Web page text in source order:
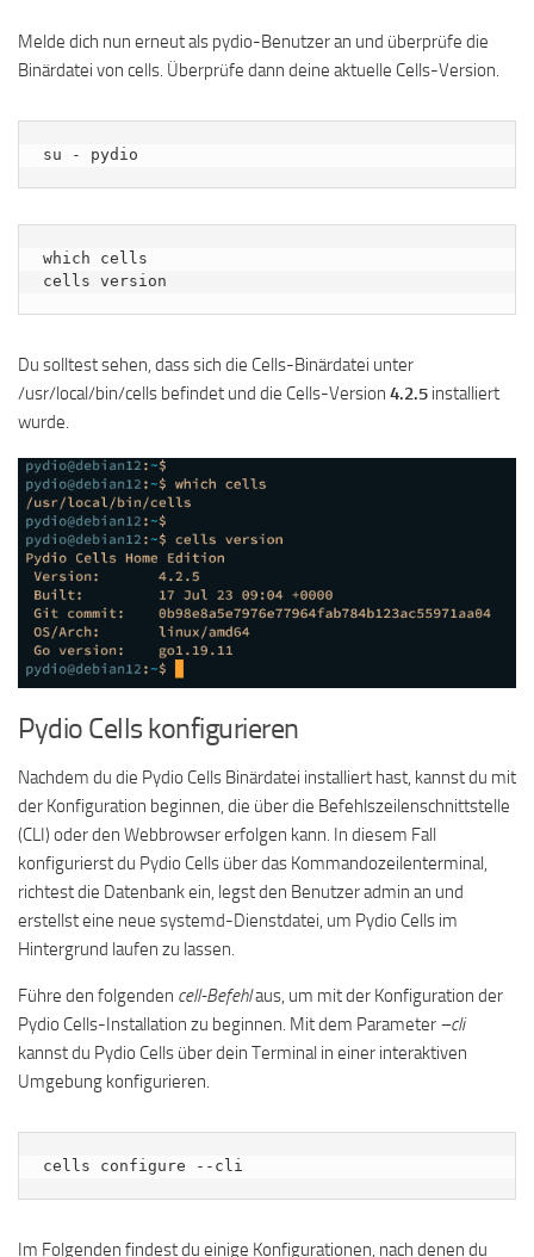
Melde dich nun erneut als pydio-Benutzer an und überprüfe die
Binärdatei von cells. Überprüfe dann deine aktuelle Cells-Version.
su - pydio
which cells
cells version
Du solltest sehen, dass sich die Cells-Binärdatei unter
/usr/local/bin/cells befindet und die Cells-Version 4.2.5 installiert
wurde.
Pydio Cells konfigurieren
Nachdem du die Pydio Cells Binärdatei installiert hast, kannst du mit
der Konfiguration beginnen, die über die Befehlszeilenschnittstelle
(CLI) oder den Webbrowser erfolgen kann. In diesem Fall
konfigurierst du Pydio Cells über das Kommandozeilenterminal,
richtest die Datenbank ein, legst den Benutzer admin an und
erstellst eine neue systemd-Dienstdatei, um Pydio Cells im
Hintergrund laufen zu lassen.
Führe den folgenden cell-Befehlaus, um mit der Konfiguration der
Pydio Cells-Installation zu beginnen. Mit dem Parameter –cli
kannst du Pydio Cells über dein Terminal in einer interaktiven
Umgebung konfigurieren.
cells configure --cli
Im Folgenden findest du einige Konfigurationen, nach denen du